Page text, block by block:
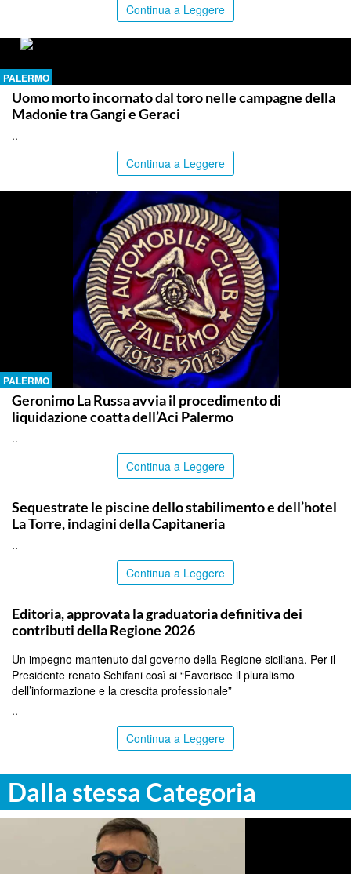
Continua a Leggere
PALERMO
Uomo morto incornato dal toro nelle campagne della
Madonie tra Gangi e Geraci
..
Continua a Leggere
PALERMO
Geronimo La Russa avvia il procedimento di
liquidazione coatta dell’Aci Palermo
..
Continua a Leggere
Sequestrate le piscine dello stabilimento e dell’hotel
La Torre, indagini della Capitaneria
..
Continua a Leggere
Editoria, approvata la graduatoria definitiva dei
contributi della Regione 2026
Un impegno mantenuto dal governo della Regione siciliana. Per il
Presidente renato Schifani così si “Favorisce il pluralismo
dell’informazione e la crescita professionale”
..
Continua a Leggere
Dalla stessa Categoria